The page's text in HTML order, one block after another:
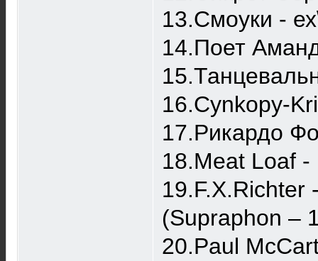
13.Смоуки -
14.Поет
16.Cynkopy-
17.Рикардо
18.Meat Loaf
19.F.X.Richter
(Supraphon ‎–
20.Paul